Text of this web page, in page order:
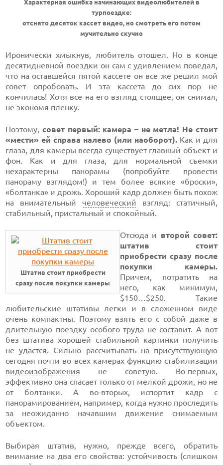
Характерная ошибка начинающих видеолюбителей в
турпоездке:
отснято десяток кассет видео, но смотреть его потом
мучительно скучно
Иронически хмыкнув, любитель отошел. Но в конце
десятидневной поездки он сам с удивлением поведал,
что на оставшейся пятой кассете он все же решил мой
совет опробовать. И эта кассета до сих пор не
кончилась! Хотя все на его взгляд стоящее, он снимал,
не экономя пленку.
Поэтому, совет первый: камера – не метла! Не стоит
«мести» ей справа налево (или наоборот).Как и для
глаза, для камеры всегда существует главный объект и
фон. Как и для глаза, для нормальной съемки
нехарактерны панорамы (попробуйте провести
панораму взглядом!) и тем более всякие «броски»,
«болтанка» и дрожь. Хороший кадр должен быть похож
на внимательный человеческий взгляд: статичный,
стабильный, пристальный и спокойный.
Штатив стоит приобрести
сразу после покупки камеры
Отсюда и второй совет:
штатив стоит
приобрести сразу после
покупки камеры.
Причем, потратить на
него, как минимум,
$150…$250. Такие
любительские штативы легки и в сложенном виде
очень компактны. Поэтому взять его с собой даже в
длительную поездку особого труда не составит. А вот
без штатива хорошей стабильной картинки получить
не удастся. Сильно рассчитывать на присутствующую
сегодня почти во всех камерах функцию стабилизации
видеоизображения не советую. Во-первых,
эффективно она спасает только от мелкой дрожи, но не
от болтанки. А во-вторых, испортит кадр с
панорамированием, например, когда нужно проследить
за неожиданно начавшим движение снимаемым
объектом.
Выбирая штатив, нужно, прежде всего, обратить
внимание на два его свойства: устойчивость (слишком